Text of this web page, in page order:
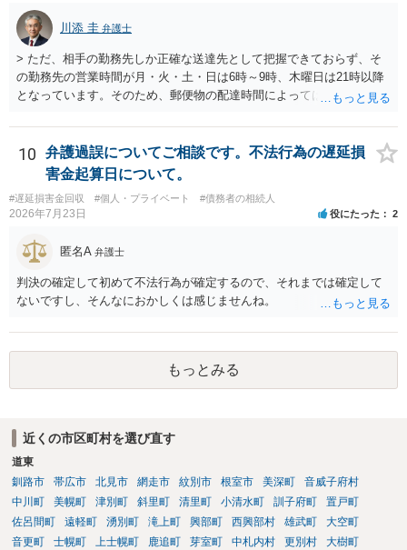
川添 圭 弁護士
> ただ、相手の勤務先しか正確な送達先として把握できておらず、そ
の勤務先の営業時間が月・火・土・日は6時～9時、木曜日は21時以降
となっています。そのため、郵便物の配達時間によっては受け取りが
夜間の送達を上申するのが基本になりますが、感覚的には郵便局を動
かすには早すぎるので執行官送達を申し立てる必要があるかもしれま
せん。裁判所としては（あまりに特殊すぎて）就業場所送達を認めな
い可能性もありますし、執行官送達には費用もかかりますので、まず
は裁判所へ相談した方がよいと思います。
10
弁護過誤についてご相談です。不法行為の遅延損
害金起算日について。
#遅延損害金回収 #個人・プライベート #債務者の相続人
2026年7月23日 役にたった 2
匿名A 弁護士
判決の確定して初めて不法行為が確定するので、それまでは確定して
ないですし、そんなにおかしくは感じませんね。
もっとみる
近くの市区町村を選び直す
道東
釧路市
帯広市 北見市 網走市 紋別市 根室市 美深町
音威子府村
中川町
美幌町 津別町 斜里町 清里町 小清水町 訓子府町
置戸町
佐呂間町
遠軽町 湧別町 滝上町 興部町 西興部村 雄武町
大空町
音更町
士幌町 上士幌町 鹿追町 芽室町 中札内村 更別村
大樹町